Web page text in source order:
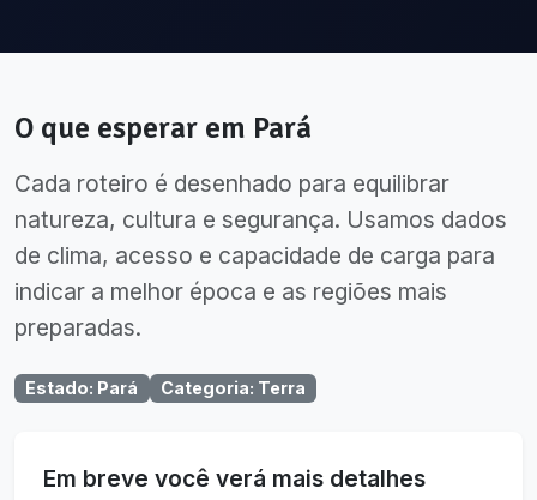
O que esperar em Pará
Cada roteiro é desenhado para equilibrar
natureza, cultura e segurança. Usamos dados
de clima, acesso e capacidade de carga para
indicar a melhor época e as regiões mais
preparadas.
Estado: Pará Categoria: Terra
Em breve você verá mais detalhes